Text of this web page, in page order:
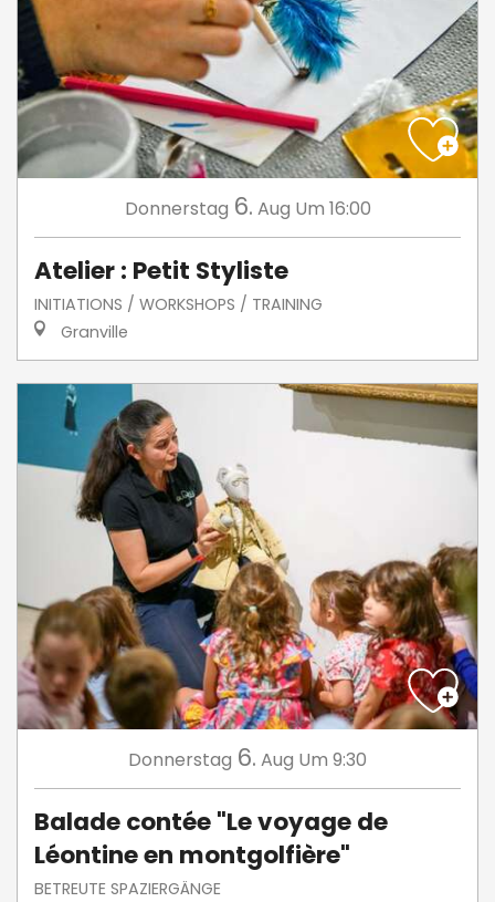
Donnerstag 6. Aug Um 16:00
Atelier : Petit Styliste
INITIATIONS / WORKSHOPS / TRAINING
Granville
Donnerstag 6. Aug Um 9:30
Balade contée "Le voyage de
Léontine en montgolfière"
BETREUTE SPAZIERGÄNGE